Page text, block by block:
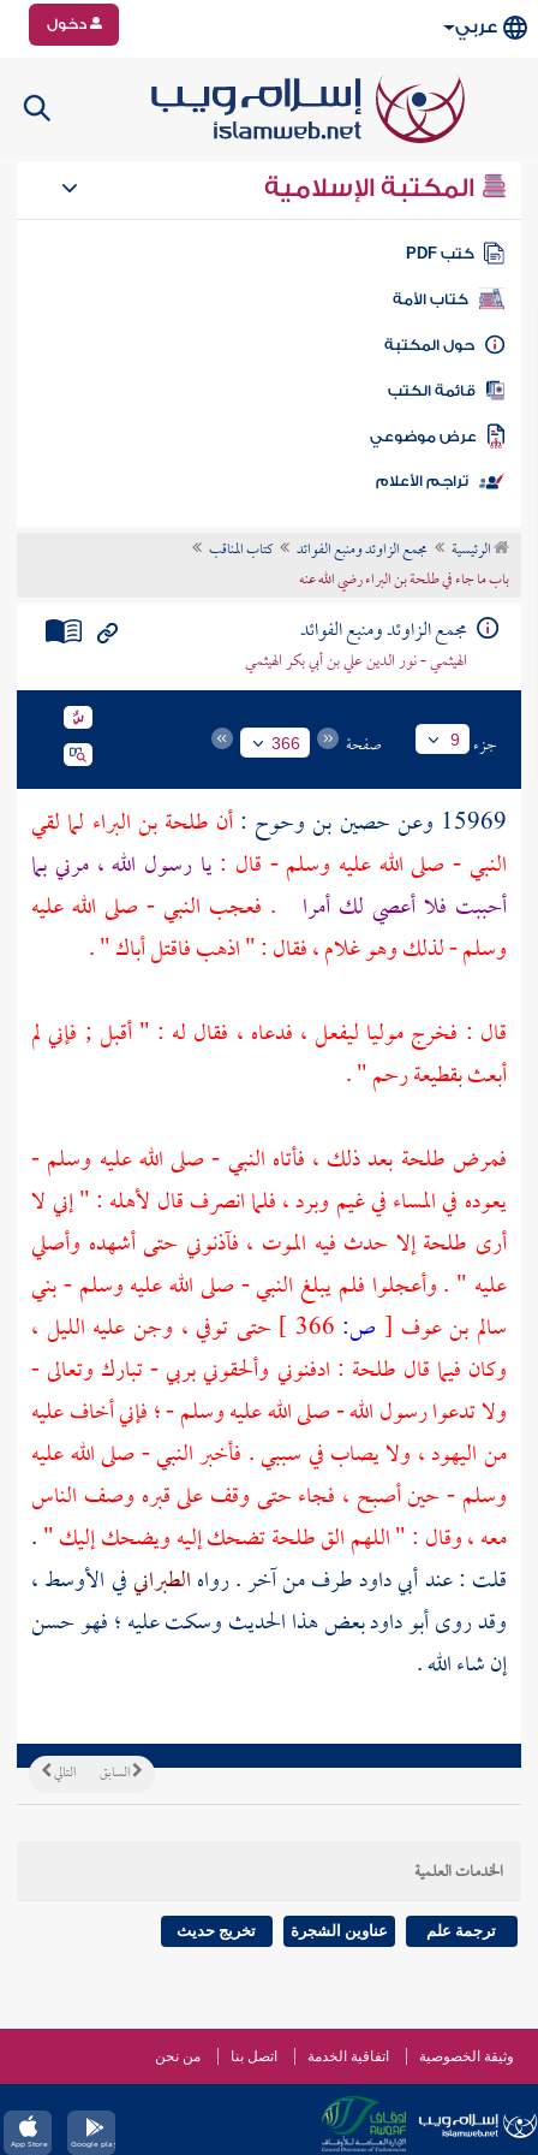
عربي دخول
المكتبة الإسلامية
كتب PDF
كتاب الأمة
المكتبة
الكتب
موضوعي
تراجم الأعلام
الرئيسية مجمع الزاوئد ومنبع الفوائد
كتاب المناقب
باب ما جاء في طلحة بن البراء رضي الله عنه
مجمع الزاوئد ومنبع الفوائد
الهيثمي - نور الدين علي بن أبي بكر الهيثمي
جزء 9 صفحة 366
15969 وعن حصين بن وحوح :أن طلحة بن البراء لما لقي
النبي - صلى الله عليه وسلم - قال :يا رسول الله ، مرني بما
أحببت فلا أعصي لك أمرا
. فعجب النبي - صلى الله عليه
وسلم - لذلك وهو غلام ، فقال : " اذهب فاقتل أباك " .
قال : فخرج موليا ليفعل ، فدعاه ، فقال له : " أقبل ; فإني لم
أبعث بقطيعة رحم " .
فمرضطلحة بعد ذلك ، فأتاه النبي - صلى الله عليه وسلم -
يعوده في المساء في غيم وبرد ، فلما انصرف قال لأهله : " إني لا
أرى طلحةإلا حدث فيه الموت ، فآذنوني حتى أشهده وأصلي
عليه " . وأعجلوا فلم يبلغ النبي - صلى الله عليه وسلم -بني
سالم بن عوف [ ص:
حتى توفي ، وجن عليه الليل ،
وكان فيما قال طلحة : ادفنوني وألحقوني بربي - تبارك وتعالى -
ولا تدعوا رسول الله - صلى الله عليه وسلم - ؛ فإني أخاف عليه
مناليهود، ولا يصاب في سببي . فأخبر النبي - صلى الله عليه
وسلم - حين أصبح ، فجاء حتى وقف على قبره وصف الناس
معه ، وقال : " اللهم القطلحةتضحك إليه ويضحك إليك ".
قلت : عندأبي داودطرف من آخر . رواهالطبرانيفي الأوسط ،
وقد روىأبو داودبعض هذا الحديث وسكت عليه ؛ فهو حسن
إن شاء الله .
التالي السابق
الخدمات العلمية
ترجمة علم عناوين الشجرة تخريج حديث
وثيقة الخصوصية اتفاقية الخدمة اتصل بنا من نحن